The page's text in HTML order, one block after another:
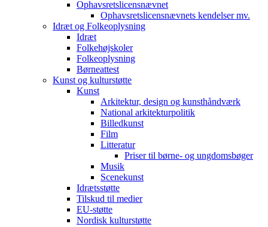
Ophavsretslicensnævnet
Ophavsretslicensnævnets kendelser mv.
Idræt og Folkeoplysning
Idræt
Folkehøjskoler
Folkeoplysning
Børneattest
Kunst og kulturstøtte
Kunst
Arkitektur, design og kunsthåndværk
National arkitekturpolitik
Billedkunst
Film
Litteratur
Priser til børne- og ungdomsbøger
Musik
Scenekunst
Idrætsstøtte
Tilskud til medier
EU-støtte
Nordisk kulturstøtte